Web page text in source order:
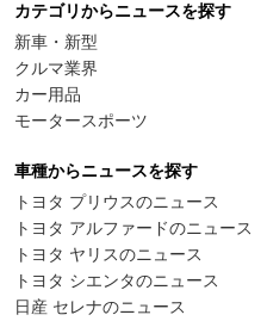
カテゴリからニュースを探す
新車・新型
クルマ業界
カー用品
モータースポーツ
車種からニュースを探す
トヨタ プリウスのニュース
トヨタ アルファードのニュース
トヨタ ヤリスのニュース
トヨタ シエンタのニュース
日産 セレナのニュース